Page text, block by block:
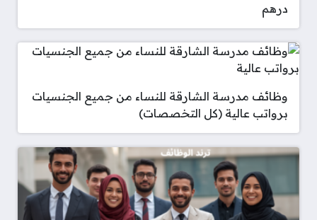
درهم
وظائف مدرسة الشارقة للنساء من جميع الجنسيات
برواتب عالية (كل التخصصات)